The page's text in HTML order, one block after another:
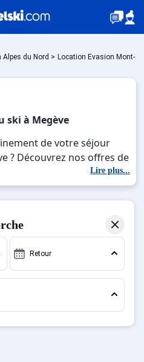
Alpes du Nord > Location Evasion Mont-
ski à Megève
de votre séjour
? Découvrez nos offres de
sans limite à noel, jour
yeux et imaginez… Profitez
une station réputée et
et des activités en totale
end ou pour 7 jours en
ou entre amis, c'est
des souvenirs uniques
Lire plus...
Retour